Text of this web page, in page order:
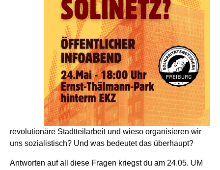
revolutionäre Stadtteilarbeit und wieso organisieren wir
uns sozialistisch? Und was bedeutet das überhaupt?
Antworten auf all diese Fragen kriegst du am 24.05. UM